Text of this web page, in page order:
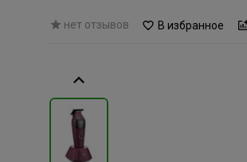
нет отзывов В избранное